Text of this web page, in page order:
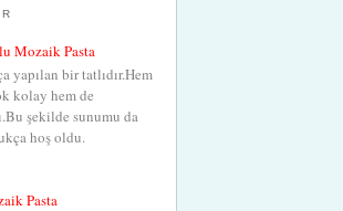
Mozaik Pasta
yapılan bir tatlıdır.Hem
kolay hem de
şekilde sunumu da
hoş oldu.
Pasta